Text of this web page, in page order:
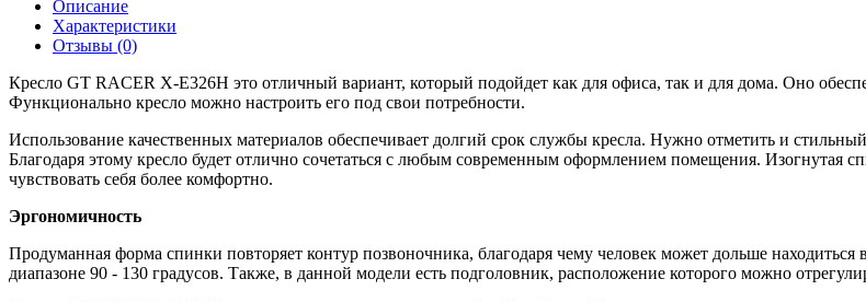
Описание
Характеристики
Отзывы (0)
Кресло GT RACER X-E326H это отличный вариант, который подойдет как для офиса, так и для дома. Оно
Функционально кресло можно настроить его под свои потребности.
Использование качественных материалов обеспечивает долгий срок службы кресла. Нужно отметить и
Благодаря этому кресло будет отлично сочетаться с любым современным оформлением помещения. Изогнутая
чувствовать себя более комфортно.
Эргономичность
Продуманная форма спинки повторяет контур позвоночника, благодаря чему человек может дольше
диапазоне 90 - 130 градусов. Также, в данной модели есть подголовник, расположение которого можно